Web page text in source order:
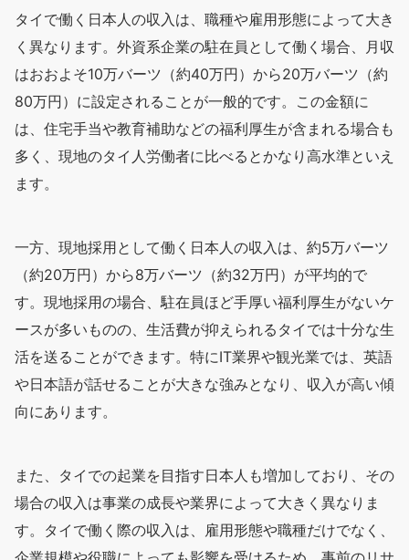
タイで働く日本人の収入は、職種や雇用形態によって大き
く異なります。外資系企業の駐在員として働く場合、月収
はおおよそ10万バーツ（約40万円）から20万バーツ（約
80万円）に設定されることが一般的です。この金額に
は、住宅手当や教育補助などの福利厚生が含まれる場合も
多く、現地のタイ人労働者に比べるとかなり高水準といえ
ます。
一方、現地採用として働く日本人の収入は、約5万バーツ
（約20万円）から8万バーツ（約32万円）が平均的で
す。現地採用の場合、駐在員ほど手厚い福利厚生がないケ
ースが多いものの、生活費が抑えられるタイでは十分な生
活を送ることができます。特にIT業界や観光業では、英語
や日本語が話せることが大きな強みとなり、収入が高い傾
向にあります。
また、タイでの起業を目指す日本人も増加しており、その
場合の収入は事業の成長や業界によって大きく異なりま
す。タイで働く際の収入は、雇用形態や職種だけでなく、